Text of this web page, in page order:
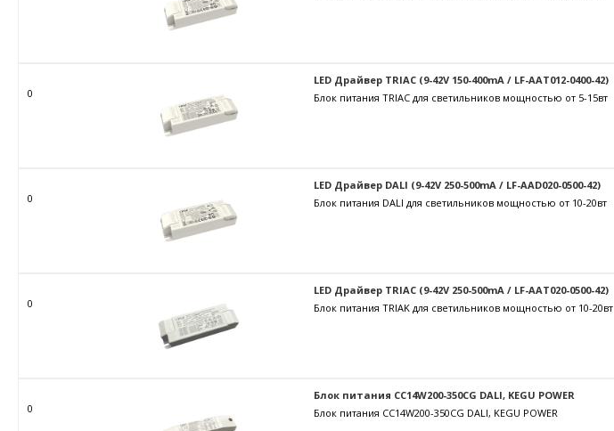
0
LED Драйвер TRIAC (9-42V 150-400mA / LF-AAT012-0400-42)
Блок питания TRIAC для светильников мощностью от 5-15вт
0
LED Драйвер DALI (9-42V 250-500mA / LF-AAD020-0500-42)
Блок питания DALI для светильников мощностью от 10-20вт
0
LED Драйвер TRIAC (9-42V 250-500mA / LF-AAT020-0500-42)
Блок питания TRIAK для светильников мощностью от 10-20вт
0
Блок питания CC14W200-350CG DALI, KEGU POWER
Блок питания CC14W200-350CG DALI, KEGU POWER